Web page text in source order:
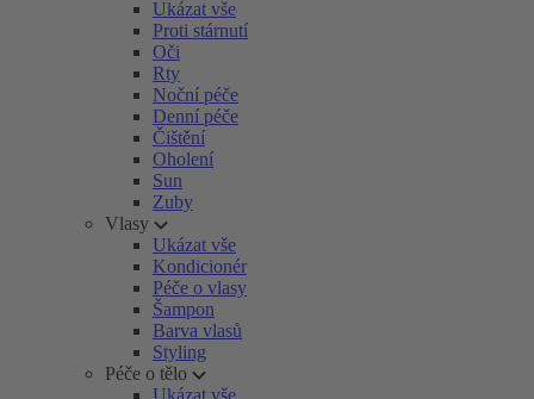
Ukázat vše
Proti stárnutí
Oči
Rty
Noční péče
Denní péče
Čištění
Oholení
Sun
Zuby
Vlasy
Ukázat vše
Kondicionér
Péče o vlasy
Šampon
Barva vlasů
Styling
Péče o tělo
Ukázat vše